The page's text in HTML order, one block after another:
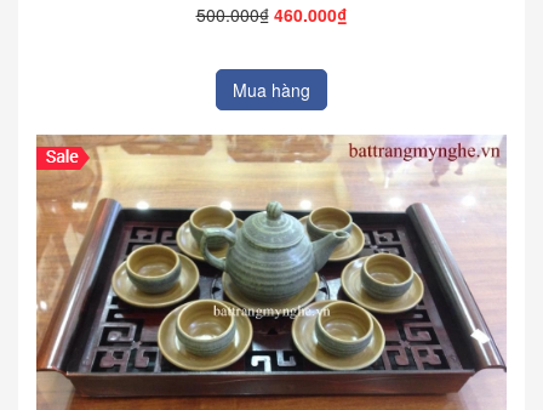
500.000₫ 460.000₫
Mua hàng